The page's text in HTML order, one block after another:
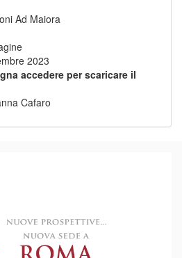
Ad Maiora
2023
accedere per scaricare il
Cafaro